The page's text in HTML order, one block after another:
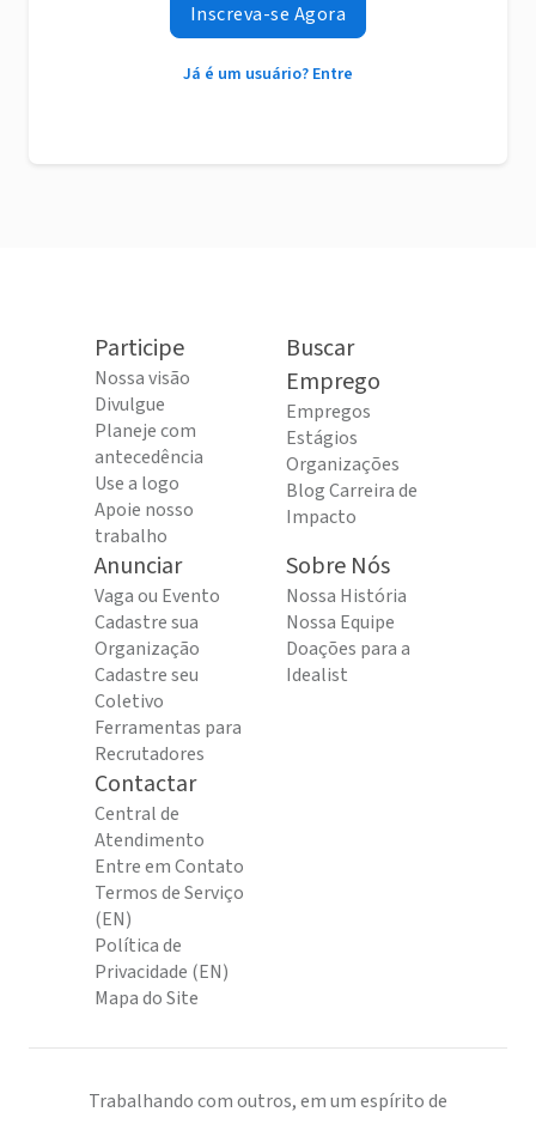
Inscreva-se Agora
Já é um usuário? Entre
Participe
Nossa visão
Divulgue
Planeje com
antecedência
Use a logo
Apoie nosso
trabalho
Buscar
Emprego
Empregos
Estágios
Organizações
Blog Carreira de
Impacto
Anunciar
Vaga ou Evento
Cadastre sua
Organização
Cadastre seu
Coletivo
Ferramentas para
Recrutadores
Sobre Nós
Nossa História
Nossa Equipe
Doações para a
Idealist
Contactar
Central de
Atendimento
Entre em Contato
Termos de Serviço
(EN)
Política de
Privacidade (EN)
Mapa do Site
Trabalhando com outros, em um espírito de